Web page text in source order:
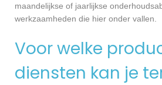
maandelijkse of jaarlijkse
werkzaamheden die hier onder vallen.
Voor welke
diensten kan je